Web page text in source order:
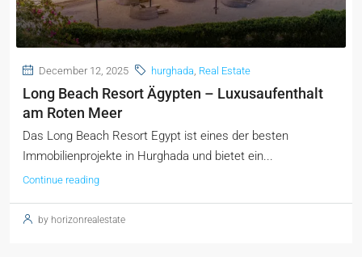
December 12, 2025 hurghada, Real Estate
Long Beach Resort Ägypten – Luxusaufenthalt
am Roten Meer
Das Long Beach Resort Egypt ist eines der besten
Immobilienprojekte in Hurghada und bietet ein...
Continue reading
by horizonrealestate